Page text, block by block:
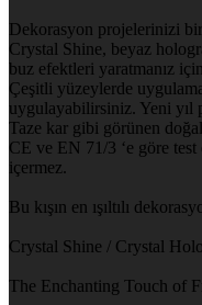
Dekorasyon projelerinizi
Crystal Shine, beyaz
buz efektleri yaratmanız
Çeşitli yüzeylerde
uygulayabilirsiniz. Yeni yıl
Taze kar gibi görünen doğal
CE ve EN 71/3 ‘e göre
içermez.
Bu kışın en ışıltılı
Crystal Shine / Crystal
The Enchanting Touch of